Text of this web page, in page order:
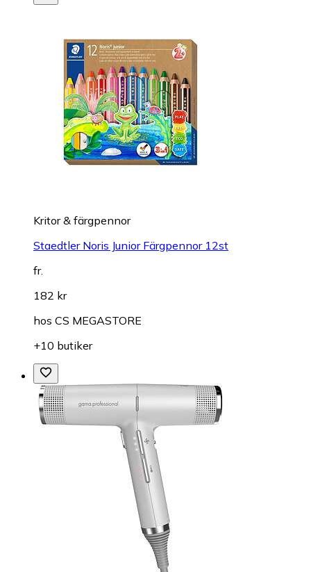
Kritor & färgpennor
Staedtler Noris Junior Färgpennor 12st
fr.
182 kr
hos CS MEGASTORE
+10 butiker